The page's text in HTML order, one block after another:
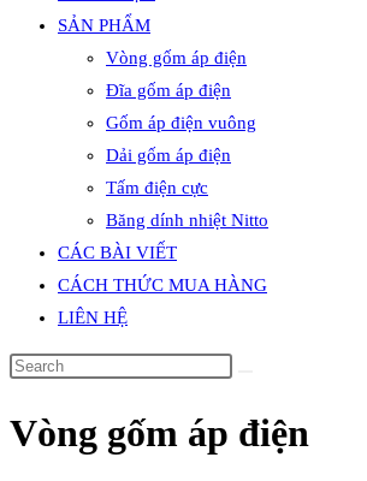
panel.
SẢN PHẨM
Vòng gốm áp điện
Đĩa gốm áp điện
Gốm áp điện vuông
Dải gốm áp điện
Tấm điện cực
Băng dính nhiệt Nitto
CÁC BÀI VIẾT
CÁCH THỨC MUA HÀNG
LIÊN HỆ
Search
website
Vòng gốm áp điện